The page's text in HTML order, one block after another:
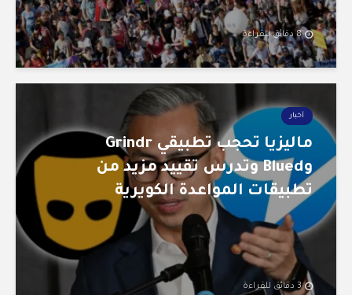
8 دقائق للقراءة
أخبار
ماليزيا تحجب تطبيقي Grindr
وBlued وتدرس تقييد مزيد من
تطبيقات المواعدة الكويرية
3 دقائق للقراءة